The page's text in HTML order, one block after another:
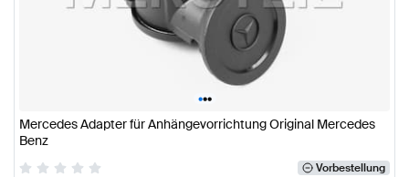
•••
Mercedes Adapter für Anhängevorrichtung Original Mercedes
Benz
Vorbestellung